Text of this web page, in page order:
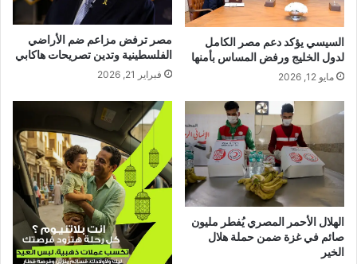
السيسي يؤكد دعم مصر الكامل
لدول الخليج ورفض المساس بأمنها
مايو 12, 2026
مصر ترفض مزاعم ضم الأراضي
الفلسطينية وتدين تصريحات هاكابي
فبراير 21, 2026
الهلال الأحمر المصري يُفطر مليون
صائم في غزة ضمن حملة هلال
الخير